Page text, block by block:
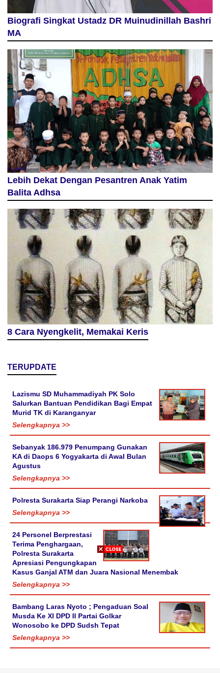
Biografi Singkat Ustadz DR Muinudinillah Bashri
MA
Lebih Dekat Dengan Pesantren Anak Yatim
Balita Adhsa
8 Cara Nyengkelit, Memakai Keris
TERUPDATE
Lazismu SD Muhammadiyah PK Solo
Salurkan Bantuan Pendidikan Bagi Empat
Murid TK di Karanganyar
Selengkapnya >>
Sebanyak 186.979 Penumpang Gunakan
KA di Daops 6 Yogyakarta di Awal Bulan
Agustus
Selengkapnya >>
Polresta Surakarta Siap Perangi Narkoba
Selengkapnya >>
24 Personel Berprestasi
Terima Penghargaan,
Polresta Surakarta
Apresiasi Pengungkapan
Kasus Ganjal ATM dan Juara Nasional Menembak
Selengkapnya >>
Bambang Laras Nyoto ; Pengaduan Soal
Musda Ke XI DPD II Partai Golkar
Wonosobo ke DPD Sudsh Tepat
Selengkapnya >>